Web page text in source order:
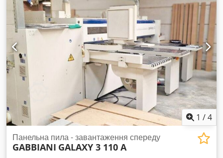
подачі + вперед/назад на частотнику - Двигун подачі: 1,5кВт
Послідовно: - приймальний жолоб - 6 зубчастих подаючих
валків - 4-ножова головка - 6 гладких вихідних подаючих
валків - комплектується 10 втулками - габарити (довж./шир./
вис.): 2800x1300x2150мм - вага: близько 2200кг Csdszrui
Iopfx Ad Ssha ПЕРЕВАГИ – Польське виробництво, бренд
SAFO – Технічна документація DTR+CE – У комплекті з
втулками – Б/в токарний верстат, у дуже хорошому стані
Ціна нетто: 98 900 PLN Ціна нетто: 23 548 EUR за курсом
4,20 PLN/EUR (Ціни можуть змінюватися при значних
коливаннях курса)
1 /4
Панельна пила - завантаження спереду
GABBIANI GALAXY 3 110 A